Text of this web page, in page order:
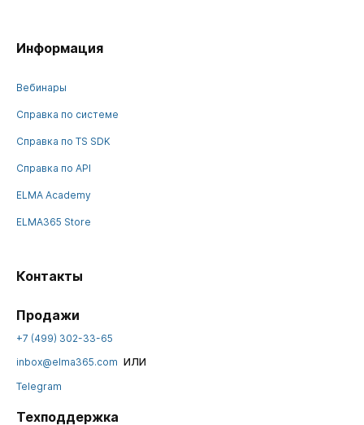
Информация
Вебинары
Справка по системе
Справка по TS SDK
Справка по API
ELMA Academy
ELMA365 Store
Контакты
Продажи
+7 (499) 302-33-65
inbox@elma365.com или
Telegram
Техподдержка